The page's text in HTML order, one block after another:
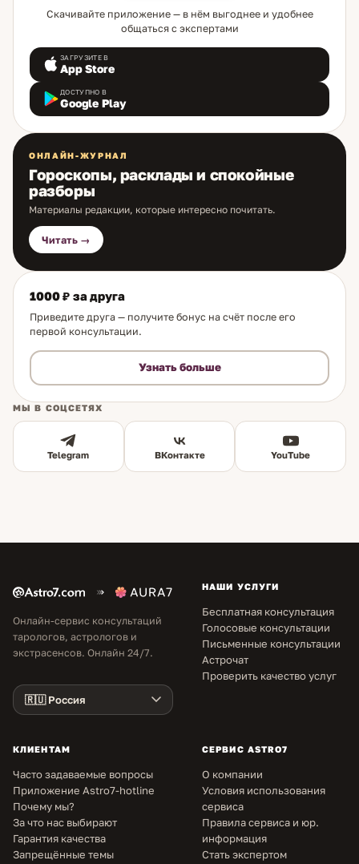
Скачивайте приложение — в нём выгоднее и удобнее
общаться с экспертами
ЗАГРУЗИТЕ В
App Store
ДОСТУПНО В
Google Play
ОНЛАЙН-ЖУРНАЛ
Гороскопы, расклады и спокойные
разборы
Материалы редакции, которые интересно почитать.
Читать →
1000 ₽ за друга
Приведите друга — получите бонус на счёт после его
первой консультации.
Узнать больше
МЫ В СОЦСЕТЯХ
Telegram ВКонтакте YouTube
Онлайн-сервис консультаций
тарологов, астрологов и
экстрасенсов. Онлайн 24/7.
НАШИ УСЛУГИ
Бесплатная консультация
Голосовые консультации
Письменные консультации
Астрочат
Проверить качество услуг
КЛИЕНТАМ
Часто задаваемые вопросы
Приложение Astro7-hotline
Почему мы?
За что нас выбирают
Гарантия качества
Запрещённые темы
СЕРВИС ASTRO7
О компании
Условия использования
сервиса
Правила сервиса и юр.
информация
Стать экспертом